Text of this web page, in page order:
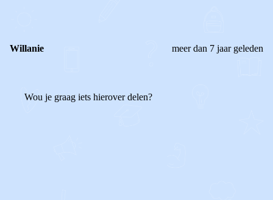
Willanie meer dan 7 jaar geleden
Wou je graag iets hierover delen?